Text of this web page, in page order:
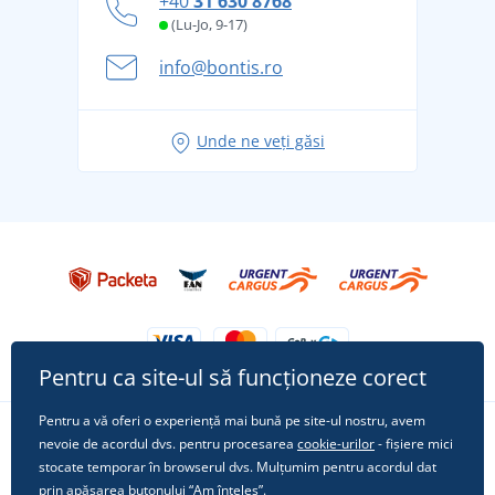
și în siguranță
Aventura de vară începe cu bagajul - pregătiți-vă
pentru vacanță fără griji
Tricoul preferat City în rol principal: ținute pentru
(Lu-Jo, 9-17)
info@bontis.ro
Unde ne veți găsi
Urmărește-ne pe rețelele sociale
Pentru ca site-ul să funcționeze corect
Pentru a vă oferi o experiență mai bună pe site-ul nostru, avem
nevoie de acordul dvs. pentru procesarea cookie-urilor- fișiere mici
stocate temporar în browserul dvs. Mulțumim pentru acordul dat
prin apăsarea butonului “Am înțeles”.